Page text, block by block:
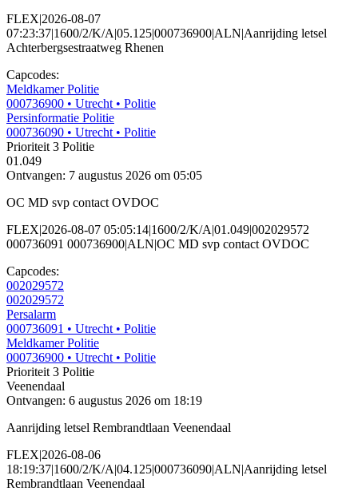
FLEX|2026-08-07
07:23:37|1600/2/K/A|05.125|000736900|ALN|Aanrijding letsel
Achterbergsestraatweg Rhenen
Capcodes:
Meldkamer Politie
000736900 • Utrecht • Politie
Persinformatie Politie
000736090 • Utrecht • Politie
Prioriteit 3 Politie
01.049
Ontvangen: 7 augustus 2026 om 05:05
OC MD svp contact OVDOC
FLEX|2026-08-07 05:05:14|1600/2/K/A|01.049|002029572
000736091 000736900|ALN|OC MD svp contact OVDOC
Capcodes:
002029572
002029572
Persalarm
000736091 • Utrecht • Politie
Meldkamer Politie
000736900 • Utrecht • Politie
Prioriteit 3 Politie
Veenendaal
Ontvangen: 6 augustus 2026 om 18:19
Aanrijding letsel Rembrandtlaan Veenendaal
FLEX|2026-08-06
18:19:37|1600/2/K/A|04.125|000736090|ALN|Aanrijding letsel
Rembrandtlaan Veenendaal